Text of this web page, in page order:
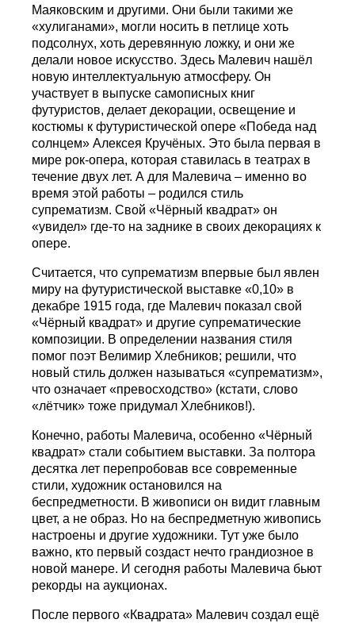
Маяковским и другими. Они были такими же
«хулиганами», могли носить в петлице хоть
подсолнух, хоть деревянную ложку, и они же
делали новое искусство. Здесь Малевич нашёл
новую интеллектуальную атмосферу. Он
участвует в выпуске самописных книг
футуристов, делает декорации, освещение и
костюмы к футуристической опере «Победа над
солнцем» Алексея Кручёных. Это была первая в
мире рок-опера, которая ставилась в театрах в
течение двух лет. А для Малевича – именно во
время этой работы – родился стиль
супрематизм. Свой «Чёрный квадрат» он
«увидел» где-то на заднике в своих декорациях к
опере.
Считается, что супрематизм впервые был явлен
миру на футуристической выставке «0,10» в
декабре 1915 года, где Малевич показал свой
«Чёрный квадрат» и другие супрематические
композиции. В определении названия стиля
помог поэт Велимир Хлебников; решили, что
новый стиль должен называться «супрематизм»,
что означает «превосходство» (кстати, слово
«лётчик» тоже придумал Хлебников!).
Конечно, работы Малевича, особенно «Чёрный
квадрат» стали событием выставки. За полтора
десятка лет перепробовав все современные
стили, художник остановился на
беспредметности. В живописи он видит главным
цвет, а не образ. Но на беспредметную живопись
настроены и другие художники. Тут уже было
важно, кто первый создаст нечто грандиозное в
новой манере. И сегодня работы Малевича бьют
рекорды на аукционах.
После первого «Квадрата» Малевич создал ещё